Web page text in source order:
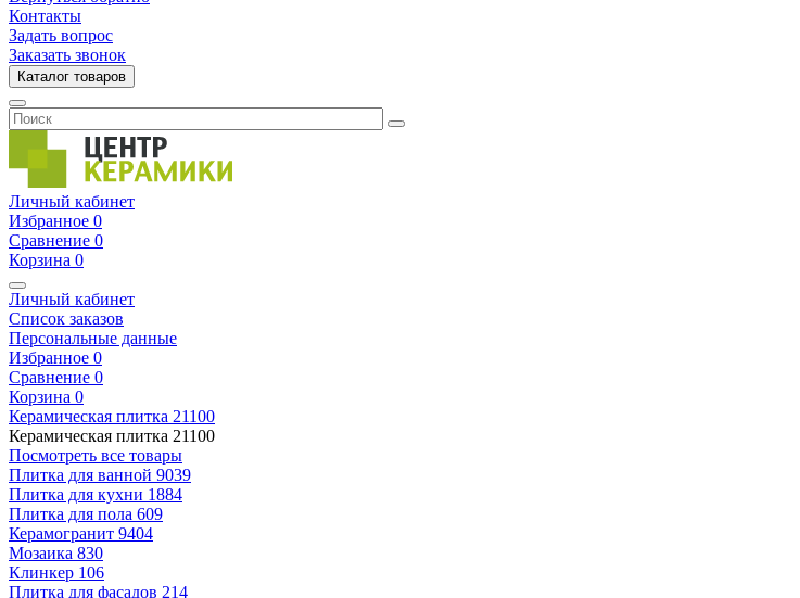
Контакты
Задать вопрос
Заказать звонок
Каталог товаров
Личный кабинет
Избранное 0
Сравнение 0
Корзина 0
Личный кабинет
Список заказов
Персональные данные
Избранное 0
Сравнение 0
Корзина 0
Керамическая плитка 21100
Керамическая плитка 21100
Посмотреть все товары
Плитка для ванной 9039
Плитка для кухни 1884
Плитка для пола 609
Керамогранит 9404
Мозаика 830
Клинкер 106
Плитка для фасадов 214